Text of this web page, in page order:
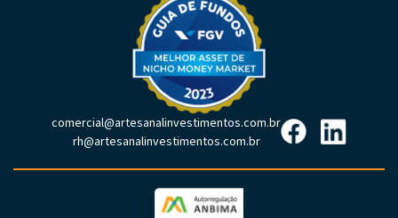
comercial@artesanalinvestimentos.com.br
rh@artesanalinvestimentos.com.br